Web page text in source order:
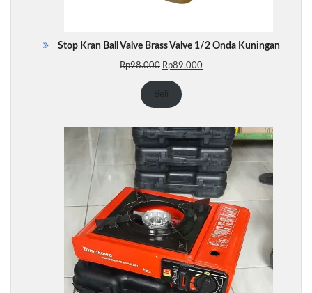
Stop Kran Ball Valve Brass Valve 1/2 Onda Kuningan
Rp98.000 Harga
adalah:
Rp98.000.
Rp89.000Harga
Beli